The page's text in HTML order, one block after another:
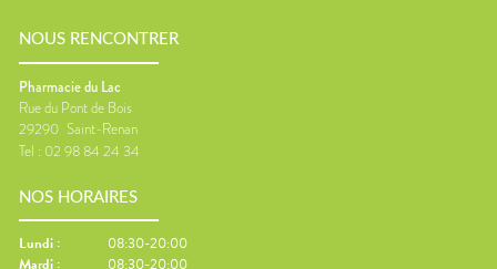
NOUS RENCONTRER
Pharmacie du Lac
Rue du Pont de Bois
29290 Saint-Renan
Tel : 02 98 84 24 34
NOS HORAIRES
Lundi :
08:30-20:00